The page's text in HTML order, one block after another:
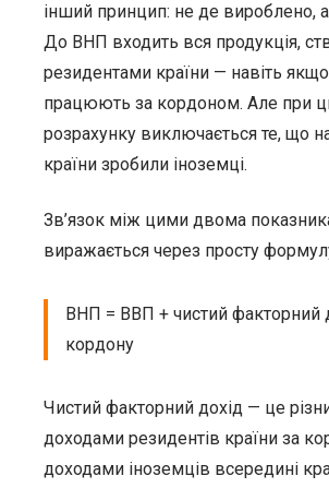
інший принцип: не де вироблено,
До ВНП входить вся продукція,
резидентами країни — навіть
працюють за кордоном. Але при
розрахунку виключається те, що на
країни зробили іноземці.
Зв’язок між цими двома
виражається через просту
ВНП = ВВП + чистий факторний
кордону
Чистий факторний дохід — це
доходами резидентів країни за
доходами іноземців всередині